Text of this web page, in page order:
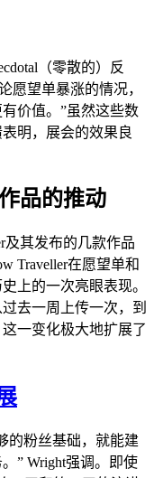
（零散的）反
愿望单暴涨的情况，
价值。”虽然这些数
明，展会的效果良
品的推动
及其发布的几款作品
Traveller在愿望单和
上的一次亮眼表现。
去一周上传一次，到
一变化极大地扩展了
的粉丝基础，就能建
” Wright强调。即使